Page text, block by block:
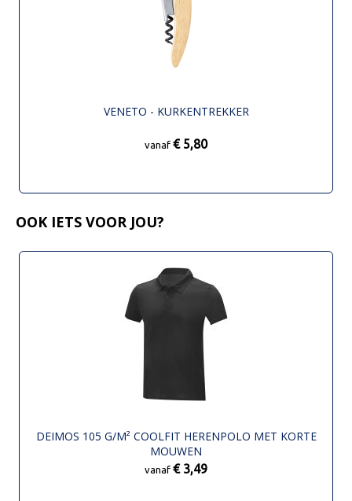
VENETO - KURKENTREKKER
vanaf € 5,80
OOK IETS VOOR JOU?
DEIMOS 105 G/M² COOLFIT HERENPOLO MET KORTE
MOUWEN
vanaf € 3,49